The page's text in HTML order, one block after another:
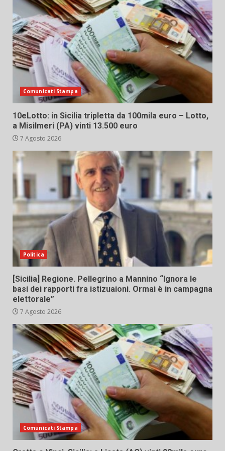
Comunicati Stampa
10eLotto: in Sicilia tripletta da 100mila euro – Lotto,
a Misilmeri (PA) vinti 13.500 euro
7 Agosto 2026
Politica
[Sicilia] Regione. Pellegrino a Mannino “Ignora le
basi dei rapporti fra istizuaioni. Ormai è in campagna
elettorale”
7 Agosto 2026
Comunicati Stampa